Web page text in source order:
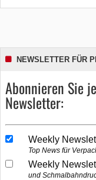
NEWSLETTER FÜR
Abonnieren Sie
Newsletter:
Weekly
Top News für
Weekly
und